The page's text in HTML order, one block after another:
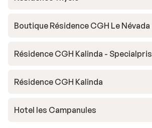
Boutique Résidence CGH Le Névada
Résidence CGH Kalinda - Specialpris
Résidence CGH Kalinda
Hotel les Campanules